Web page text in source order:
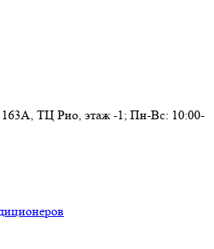
ТЦ Рио, этаж -1; Пн-Вс: 10:00-